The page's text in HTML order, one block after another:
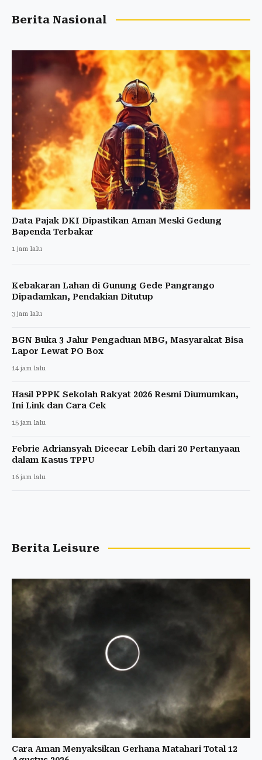
Berita Nasional
Data Pajak DKI Dipastikan Aman Meski Gedung
Bapenda Terbakar
1 jam lalu
Kebakaran Lahan di Gunung Gede Pangrango
Dipadamkan, Pendakian Ditutup
3 jam lalu
BGN Buka 3 Jalur Pengaduan MBG, Masyarakat Bisa
Lapor Lewat PO Box
14 jam lalu
Hasil PPPK Sekolah Rakyat 2026 Resmi Diumumkan,
Ini Link dan Cara Cek
15 jam lalu
Febrie Adriansyah Dicecar Lebih dari 20 Pertanyaan
dalam Kasus TPPU
16 jam lalu
Berita Leisure
Cara Aman Menyaksikan Gerhana Matahari Total 12